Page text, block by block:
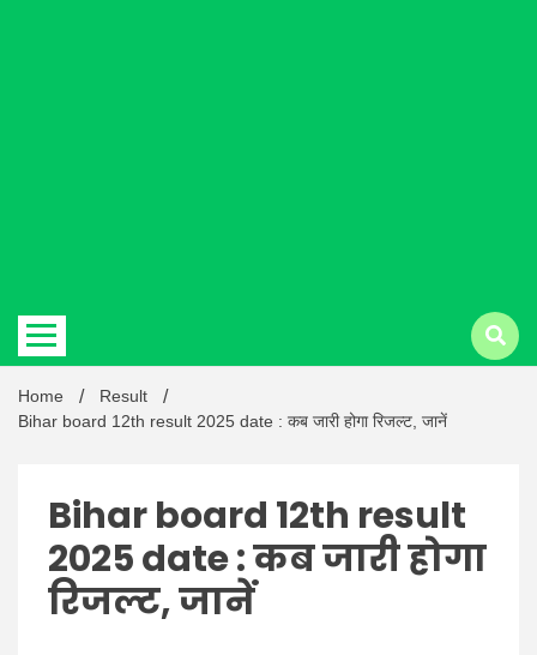
Latest
Hindi
Home
Result
Bihar board 12th result 2025 date : कब जारी होगा रिजल्ट, जानें
Bihar board 12th result
2025 date : कब जारी होगा
रिजल्ट, जानें